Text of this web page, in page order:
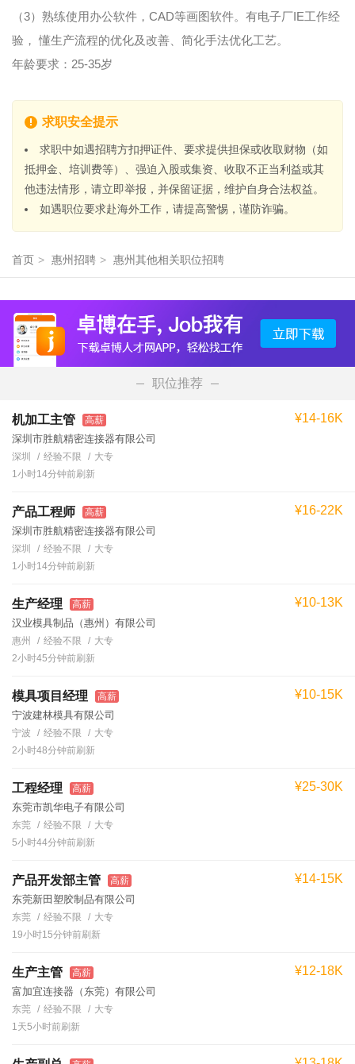
（3）熟练使用办公软件，CAD等画图软件。有电子厂IE工作经
验， 懂生产流程的优化及改善、简化手法优化工艺。
年龄要求：25-35岁
求职安全提示
求职中如遇招聘方扣押证件、要求提供担保或收取财物（如
抵押金、培训费等）、强迫入股或集资、收取不正当利益或其
他违法情形，请立即举报，并保留证据，维护自身合法权益。
如遇职位要求赴海外工作，请提高警惕，谨防诈骗。
首页 > 惠州招聘 > 惠州其他相关职位招聘
职位推荐
机加工主管 高薪
深圳市胜航精密连接器有限公司
¥14-16K
深圳 经验不限
大专
1小时14分钟前刷新
产品工程师 高薪
深圳市胜航精密连接器有限公司
¥16-22K
深圳 经验不限
大专
1小时14分钟前刷新
生产经理 高薪
汉业模具制品（惠州）有限公司
¥10-13K
惠州 经验不限
大专
2小时45分钟前刷新
模具项目经理 高薪
宁波建林模具有限公司
¥10-15K
宁波 经验不限
大专
2小时48分钟前刷新
工程经理 高薪
东莞市凯华电子有限公司
¥25-30K
东莞 经验不限
大专
5小时44分钟前刷新
产品开发部主管 高薪
东莞新田塑胶制品有限公司
¥14-15K
东莞 经验不限
大专
19小时15分钟前刷新
生产主管 高薪
富加宜连接器（东莞）有限公司
¥12-18K
东莞 经验不限
大专
1天5小时前刷新